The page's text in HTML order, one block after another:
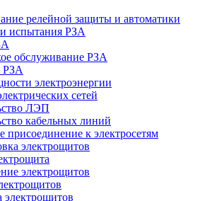
релейной защиты и автоматики
испытания РЗА
обслуживание РЗА
РЗА
электроэнергии
сетей
ЛЭП
кабельных линий
присоединение к электросетям
электрощитов
электрощитов
электрощитов